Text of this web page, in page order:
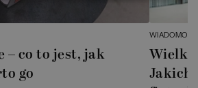
– co to jest, jak
go
Jakich